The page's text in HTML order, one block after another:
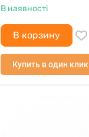
В наявності
В корзину
Купить в один клик